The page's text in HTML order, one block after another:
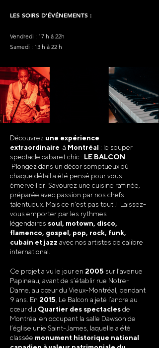
LES SOIRS D'ÉVÉNEMENTS :
Vendredi : 17 h à 22h
Samedi : 13 h à 22 h
Découvrez une expérience
extraordinaire à Montréal : le souper
spectacle cabaret chic : LE BALCON
Plongez dans un décor somptueux où
chaque détail a été pensé pour vous
émerveiller. Savourez une cuisine raffinée,
préparée avec passion par nos chefs
talentueux. Mais ce n'est pas tout ! Laissez-
vous emporter par les rythmes
légendaires soul, motown, disco,
flamenco, gospel, pop, rock, funk,
cubain et jazz avec nos artistes de calibre
international.
Ce projet a vu le jour en 2005 sur l’avenue
Papineau, avant de s’établir rue Notre-
Dame, au cœur du Vieux-Montréal, pendant
9 ans. En 2015 , Le Balcon a jeté l’ancre au
cœur du Quartier des spectaclesde
Montréal en occupant la salle Dawson de
l’église unie Saint-James, laquelle a été
classée monument historique national